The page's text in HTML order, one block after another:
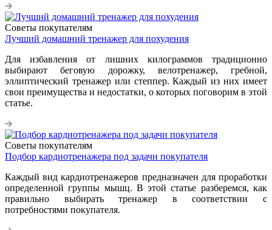
Советы покупателям
Лучший домашний тренажер для похудения
Для избавления от лишних килограммов традиционно
выбирают беговую дорожку, велотренажер, гребной,
эллиптический тренажер или степпер. Каждый из них имеет
свои преимущества и недостатки, о которых поговорим в этой
статье.
Советы покупателям
Подбор кардиотренажера под задачи покупателя
Каждый вид кардиотренажеров предназначен для проработки
определенной группы мышц. В этой статье разберемся, как
правильно выбирать тренажер в соответствии с
потребностями покупателя.